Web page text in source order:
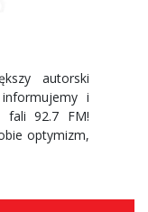
autorski
i
fali 92.7 FM!
optymizm,